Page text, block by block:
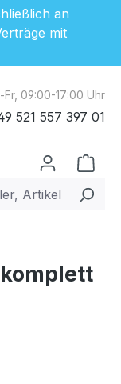
an
mit
Fr, 09:00-17:00 Uhr
521 557 397 01